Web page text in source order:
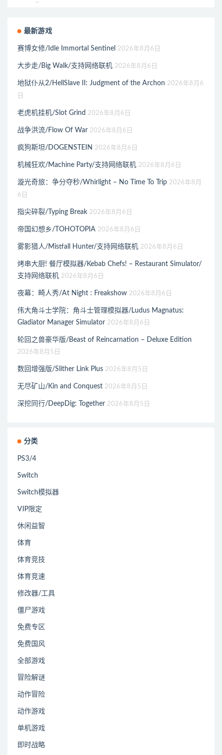
最新游戏
赛博女修/Idle Immortal Sentinel 2026年8月6日
大步走/Big Walk/支持网络联机 2026年8月6日
地狱仆从2/HellSlave II: Judgment of the Archon 2026年8月6
日
老虎机挂机/Slot Grind 2026年8月6日
战争洪流/Flow Of War 2026年8月6日
疯狗斯坦/DOGENSTEIN 2026年8月6日
机械狂欢/Machine Party/支持网络联机 2026年8月6日
漩光奇旅：争分夺秒/Whirlight – No Time To Trip 2026年8月
6日
指尖碎裂/Typing Break 2026年8月6日
帝国幻想乡/TOHOTOPIA 2026年8月6日
雾影猎人/Mistfall Hunter/支持网络联机 2026年8月6日
烤串大厨! 餐厅模拟器/Kebab Chefs! – Restaurant Simulator/
支持网络联机 2026年8月6日
夜幕：畸人秀/At Night : Freakshow 2026年8月6日
伟大角斗士学院：角斗士管理模拟器/Ludus Magnatus:
Gladiator Manager Simulator 2026年8月6日
轮回之兽豪华版/Beast of Reincarnation – Deluxe Edition
2026年8月5日
数回增强版/Slither Link Plus 2026年8月5日
无尽矿山/Kin and Conquest 2026年8月5日
深挖同行/DeepDig: Together 2026年8月5日
分类
PS3/4
Switch
Switch模拟器
VIP限定
休闲益智
体育
体育竞技
体育竞速
修改器/工具
僵尸游戏
免费专区
免费国风
全部游戏
冒险解谜
动作冒险
动作游戏
单机游戏
即时战略